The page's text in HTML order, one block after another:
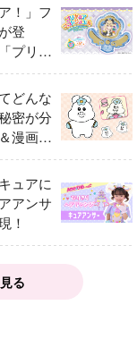
！」フ
登
プリキ
ル キュ
ウ ア
エクレ
どんな
密が分
漫画ま
ュアに
アンサ
！
る